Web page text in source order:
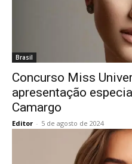
Brasil
Concurso Miss
apresentação
Camargo
Editor - 5 de agosto de 2024